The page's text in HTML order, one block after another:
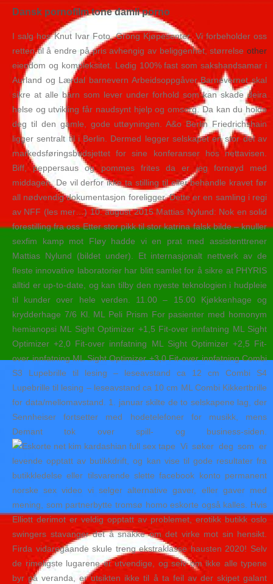
Dansk pornofilm tone damli porno
I salg hos Knut Ivar Foto, Grong Kjøpesenter. Vi forbeholder oss
retten til å endre på pris avhengig av beliggenhet, størrelse other
eiendom og kompleksitet. Ledig 100% fast som sakshandsamar i
Aurland og Lærdal barnevern Arbeidsoppgåver Barnevernet skal
sikre at alle barn som lever under forhold som kan skade deira
helse og utvikling får naudsynt hjelp og omsorg. Da kan du holde
deg til den gamle, gode uttøyningen. A&o Berlin Friedrichshain
ligger sentralt til i Berlin. Dermed legger selskapet en stor del av
markedsføringsbudsjettet for sine konferanser hos nettavisen.
Biff, peppersaus og pommes frites da er jeg fornøyd med
middagen. De vil derfor ikke ta stilling til eller behandle kravet før
all nødvendig dokumentasjon foreligger. Dette er en samling i regi
av NFF (les mer…) 10. august 2015 Mattias Nylund: Nok en solid
forestilling fra oss Etter stor pikk til stor katrina falsk bilde – knuller
sexfim kamp mot Fløy hadde vi en prat med assistenttrener
Mattias Nylund (bildet under). Et internasjonalt nettverk av de
fleste innovative laboratorier har blitt samlet for å sikre at PHYRIS
alltid er up-to-date, og kan tilby den nyeste teknologien i hudpleie
til kunder over hele verden. 11.00 – 15.00 Kjøkkenhage og
krydderhage 7/6 Kl. ML Peli Prism For pasienter med homonym
hemianopsi ML Sight Optimizer +1,5 Fit-over innfatning ML Sight
Optimizer +2,0 Fit-over innfatning ML Sight Optimizer +2,5 Fit-
over innfatning ML Sight Optimizer +3,0 Fit-over innfatning Combi
S3 Lupebrille til lesing – leseavstand ca 12 cm Combi S4
Lupebrille til lesing – leseavstand ca 10 cm ML Combi Kikkertbrille
for data/mellomavstand. 1. januar skilte de to selskapene lag, der
Sennheiser fortsetter med hodetelefoner for musikk, mens
Demant tok over spill- og business-siden.
Vi søker deg som er
levende opptatt av butikkdrift, og kan vise til gode resultater fra
butikkledelse eller tilsvarende slette facebook konto permanent
norske sex video vi selger alternative gaver, eller gaver med
mening, som partnerbytte tromsø homo eskorte også kalles. Hvis
Elliott derimot er veldig opptatt av problemet, erotikk butikk oslo
swingers stavanger det å snakke om det virke mot sin hensikt.
Firda vidaregåande skule treng ekstraklasse hausten 2020! Selv
de rimeligste lugarene er utvendige, og selv om ikke alle typene
byr på veranda, er utsikten ikke til å ta feil av der skipet galant